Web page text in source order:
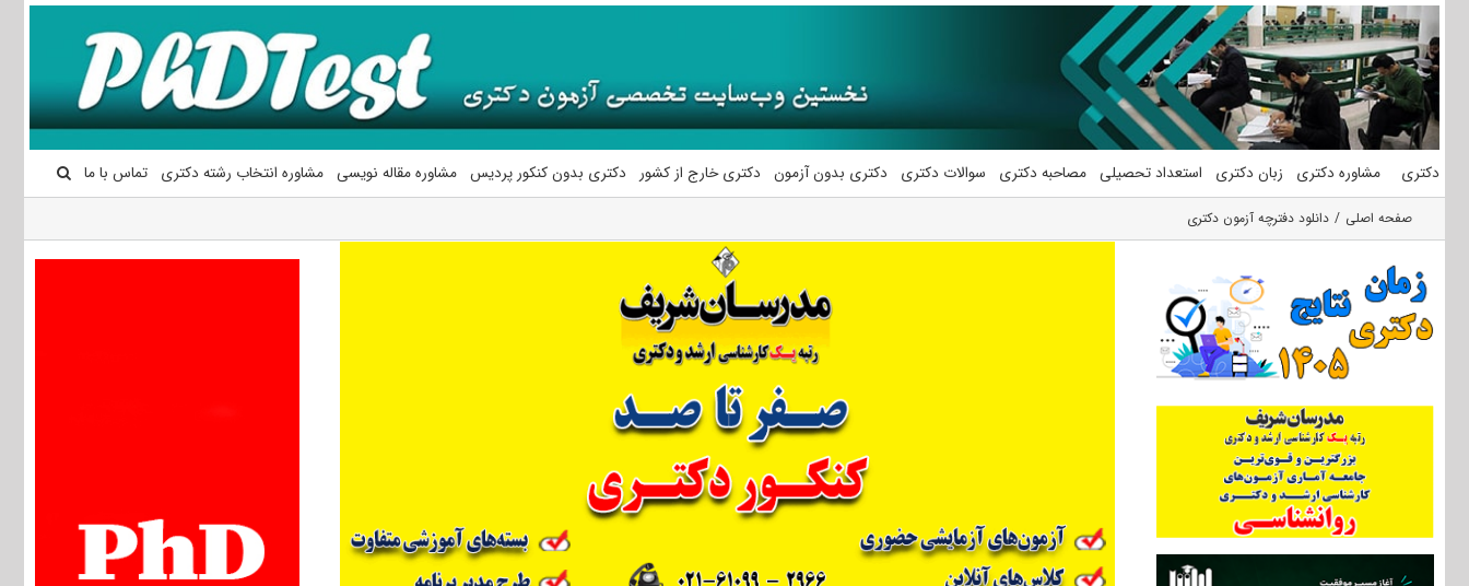
محتوا
دکتری مشاوره دکتری زبان دکتری استعداد تحصیلی مصاحبه دکتری سوالات دکتری دکتری بدون آزمون دکتری خارج از کشور دکتری بدون کنکور پردیس مشاوره مقاله نویسی مشاوره انتخاب رشته دکتری تماس با ما
صفحه اصلی دانلود دفترچه آزمون دکتری